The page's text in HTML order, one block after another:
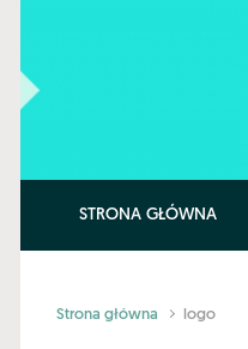
STRONA GŁÓWNA
Strona główna logo